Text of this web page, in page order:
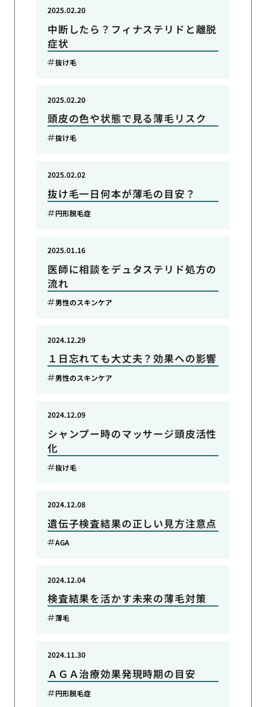
中断したら？フィナステリドと離脱
症状
2025.02.20
抜け毛
頭皮の色や状態で見る薄毛リスク
2025.02.20
抜け毛
抜け毛一日何本が薄毛の目安？
2025.02.02
円形脱毛症
医師に相談をデュタステリド処方の
流れ
2025.01.16
男性のスキンケア
１日忘れても大丈夫？効果への影響
2024.12.29
男性のスキンケア
シャンプー時のマッサージ頭皮活性
化
2024.12.09
抜け毛
遺伝子検査結果の正しい見方注意点
2024.12.08
AGA
検査結果を活かす未来の薄毛対策
2024.12.04
薄毛
ＡＧＡ治療効果発現時期の目安
2024.11.30
円形脱毛症